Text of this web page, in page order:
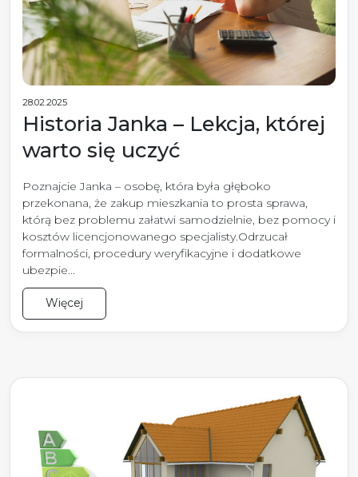
28.02.2025
Historia Janka – Lekcja, której
warto się uczyć
Poznajcie Janka – osobę, która była głęboko
przekonana, że zakup mieszkania to prosta sprawa,
którą bez problemu załatwi samodzielnie, bez pomocy i
kosztów licencjonowanego specjalisty.Odrzucał
formalności, procedury weryfikacyjne i dodatkowe
ubezpie...
Więcej